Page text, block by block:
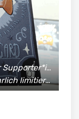
und vieles mehr!